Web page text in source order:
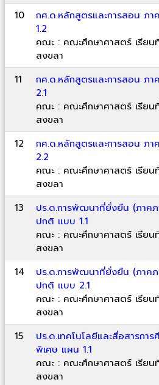
10
กศ.ด.หลักสูตรและการสอน ภา
1.2
คณะ : คณะศึกษาศาสตร์ เรียน
สงขลา
11
กศ.ด.หลักสูตรและการสอน ภา
2.1
คณะ : คณะศึกษาศาสตร์ เรียน
สงขลา
12
กศ.ด.หลักสูตรและการสอน ภา
2.2
คณะ : คณะศึกษาศาสตร์ เรียน
สงขลา
13
ปร.ด.การพัฒนาที่ยั่งยืน (ภาคภ
ปกติ แบบ 1.1
คณะ : คณะศึกษาศาสตร์ เรียน
สงขลา
14
ปร.ด.การพัฒนาที่ยั่งยืน (ภาคภ
ปกติ แบบ 2.1
คณะ : คณะศึกษาศาสตร์ เรียน
สงขลา
15
ปร.ด.เทคโนโลยีและสื่อสารกา
พิเศษ แผน 1.1
คณะ : คณะศึกษาศาสตร์ เรียน
สงขลา